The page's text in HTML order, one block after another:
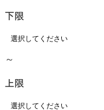
下限
～
上限